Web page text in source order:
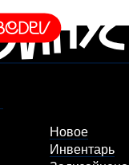
Новое
Инвентарь